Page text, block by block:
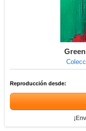
Reproducción desde: